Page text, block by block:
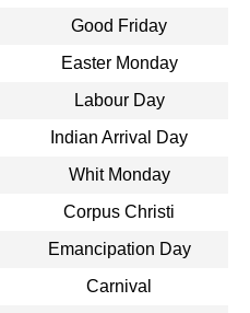
Good Friday
Easter Monday
Labour Day
Indian Arrival Day
Whit Monday
Corpus Christi
Emancipation Day
Carnival